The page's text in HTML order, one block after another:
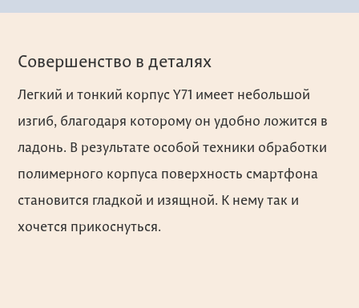
Совершенство в деталях
Легкий и тонкий корпус Y71 имеет небольшой
изгиб, благодаря которому он удобно ложится в
ладонь. В результате особой техники обработки
полимерного корпуса поверхность смартфона
становится гладкой и изящной. К нему так и
хочется прикоснуться.